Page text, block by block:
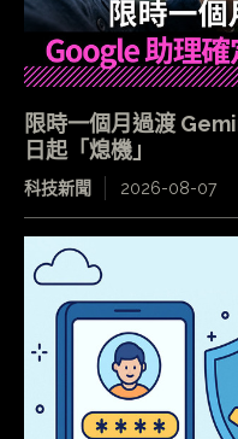
限時一個月過渡
日起「熄機」
科技新聞 2026-08-07